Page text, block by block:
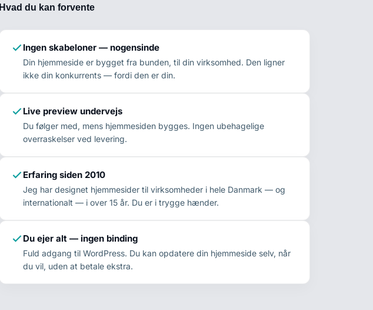
Hvad du kan forvente
Ingen skabeloner — nogensinde
Din hjemmeside er bygget fra bunden, til din virksomhed. Den ligner
ikke din konkurrents — fordi den er din.
Live preview undervejs
Du følger med, mens hjemmesiden bygges. Ingen ubehagelige
overraskelser ved levering.
Erfaring siden 2010
Jeg har designet hjemmesider til virksomheder i hele Danmark — og
internationalt — i over 15 år. Du er i trygge hænder.
Du ejer alt — ingen binding
Fuld adgang til WordPress. Du kan opdatere din hjemmeside selv, når
du vil, uden at betale ekstra.